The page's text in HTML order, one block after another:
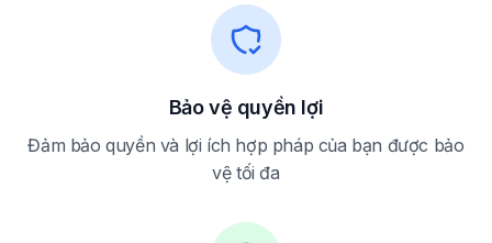
Bảo vệ quyền lợi
Đảm bảo quyền và lợi ích hợp pháp của bạn được bảo
vệ tối đa